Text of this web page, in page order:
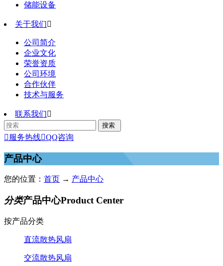
储能设备
关于我们
公司简介
企业文化
荣誉资质
公司环境
合作伙伴
技术与服务
联系我们
 服务热线QQ咨询
产品中心
您的位置： 首页 → 产品中心
分类产品中心Product Center
按产品分类
直流散热风扇
交流散热风扇